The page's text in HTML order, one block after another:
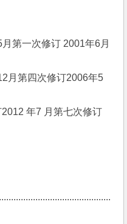
第一次修订 2001年6月
月第四次修订2006年5
年7 月第七次修订